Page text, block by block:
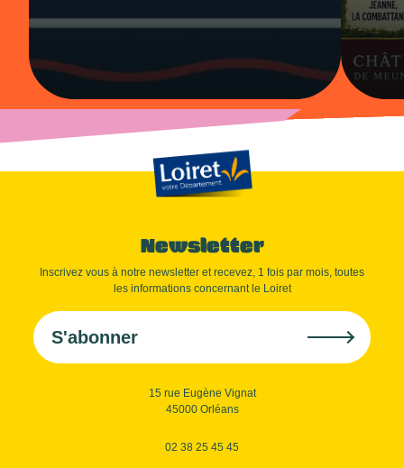
Newsletter
Inscrivez vous à notre newsletter et recevez, 1 fois par mois, toutes
les informations concernant le Loiret
S'abonner
15 rue Eugène Vignat
45000 Orléans
02 38 25 45 45